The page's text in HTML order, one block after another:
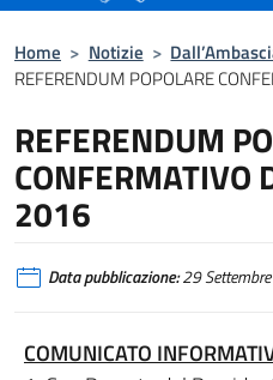
Home > Notizie >
REFERENDUM POPOLARE
REFERENDUM
CONFERMATIVO
2016
Data pubblicazione:29
COMUNICATO